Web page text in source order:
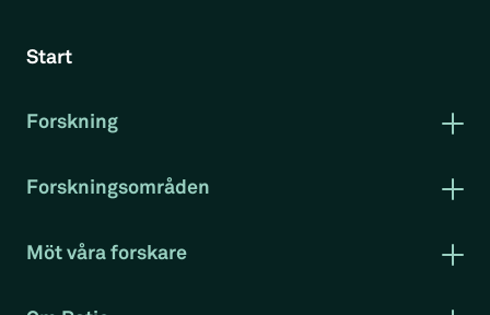
Start
Forskning
Rapportserie arbetsmarknad
Forskningsområden
Konkurrenskraft
Möt våra forskare
arbetslivet
Nyhetsartikel
Unga Företagare når längre i arbetslivet